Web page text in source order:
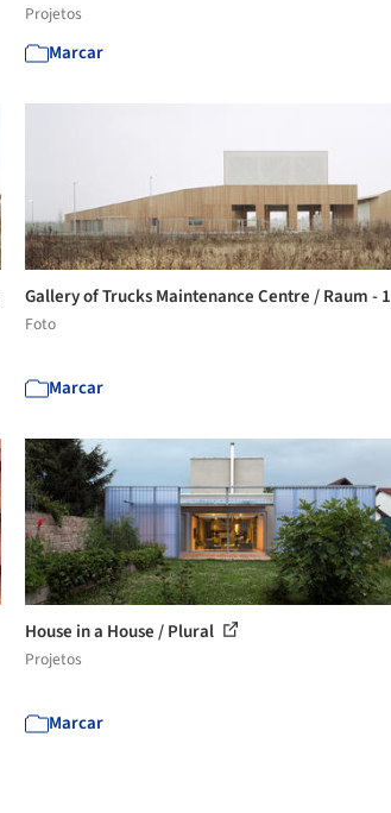
Projetos
Marcar
Gallery of Trucks Maintenance Centre / Raum - 1
Foto
Marcar
House in a House / Plural
Projetos
Marcar